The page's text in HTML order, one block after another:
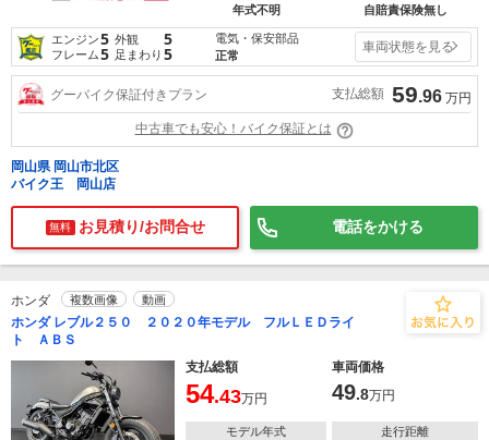
年式不明
自賠責保険無し
エンジン5 外観 5
フレーム5 足まわり 5
電気・保安部品
正常
車両状態を見る
グーバイク保証付きプラン 支払総額 59.96 万円
中古車でも安心！バイク保証とは
岡山県 岡山市北区
バイク王 岡山店
無料 お見積り/お問合せ 電話をかける
ホンダ 複数画像 動画
ホンダ レブル２５０ ２０２０年モデル フルＬＥＤライ
ト ＡＢＳ
支払総額
車両価格
54.43万円 49.8万円
モデル年式
走行距離